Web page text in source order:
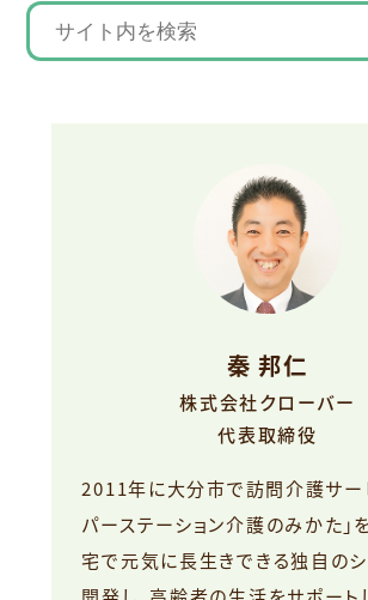
秦 邦仁
株式会社クローバー
代表取締役
2011年に大分市で訪問介護サー
パーステーション介護のみかた」
宅で元気に長生きできる独自の